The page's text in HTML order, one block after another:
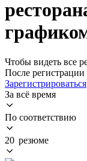
Чтобы видеть все
После
Зарегистрироваться
За всё время
По соответствию
20 резюме